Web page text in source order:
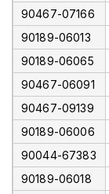
90467-07166
90189-06013
90189-06065
90467-06091
90467-09139
90189-06006
90044-67383
90189-06018